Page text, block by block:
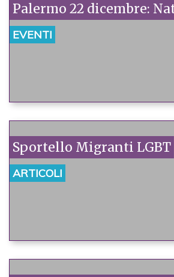
Palermo 22 dicembre:
EVENTI
Sportello Migranti LGBT
ARTICOLI